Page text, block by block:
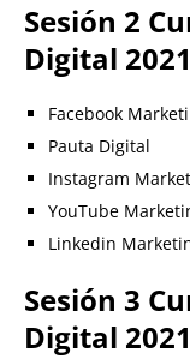
Sesión 2
Digital 2021
Facebook
Pauta Digital
Instagram
YouTube
Linkedin
Sesión 3
Digital 2021